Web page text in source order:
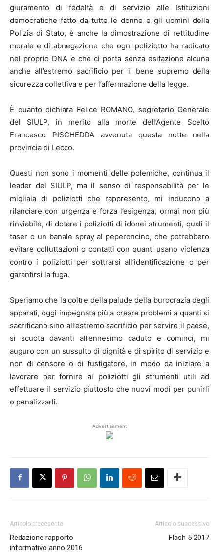
giuramento di fedeltà e di servizio alle Istituzioni
democratiche fatto da tutte le donne e gli uomini della
Polizia di Stato, è anche la dimostrazione di rettitudine
morale e di abnegazione che ogni poliziotto ha radicato
nel proprio DNA e che ci porta senza esitazione alcuna
anche all’estremo sacrificio per il bene supremo della
sicurezza collettiva e per l’affermazione della legge.
È quanto dichiara Felice ROMANO, segretario Generale
del SIULP, in merito alla morte dell’Agente Scelto
Francesco PISCHEDDA avvenuta questa notte nella
provincia di Lecco.
Questi non sono i momenti delle polemiche, continua il
leader del SIULP, ma il senso di responsabilità per le
migliaia di poliziotti che rappresento, mi inducono a
rilanciare con urgenza e forza l’esigenza, ormai non più
rinviabile, di dotare i poliziotti di idonei strumenti, quali il
taser o un banale spray al peperoncino, che potrebbero
evitare colluttazioni o contatti con quanti usano violenza
contro i poliziotti per sottrarsi all’identificazione o per
garantirsi la fuga.
Speriamo che la coltre della palude della burocrazia degli
apparati, oggi impegnata più a creare problemi a quanti si
sacrificano sino all’estremo sacrificio per servire il paese,
si scuota davanti all’ennesimo caduto e cominci, mi
auguro con un sussulto di dignità e di spirito di servizio e
non di censore o di fustigatore, in modo da iniziare a
lavorare per fornire ai poliziotti gli strumenti utili ad
effettuare il servizio piuttosto che nuovi modi per punirli
o penalizzarli.
Advertisement
Articolo precedente
Redazione rapporto
informativo anno 2016
Articolo successivo
Flash 5 2017